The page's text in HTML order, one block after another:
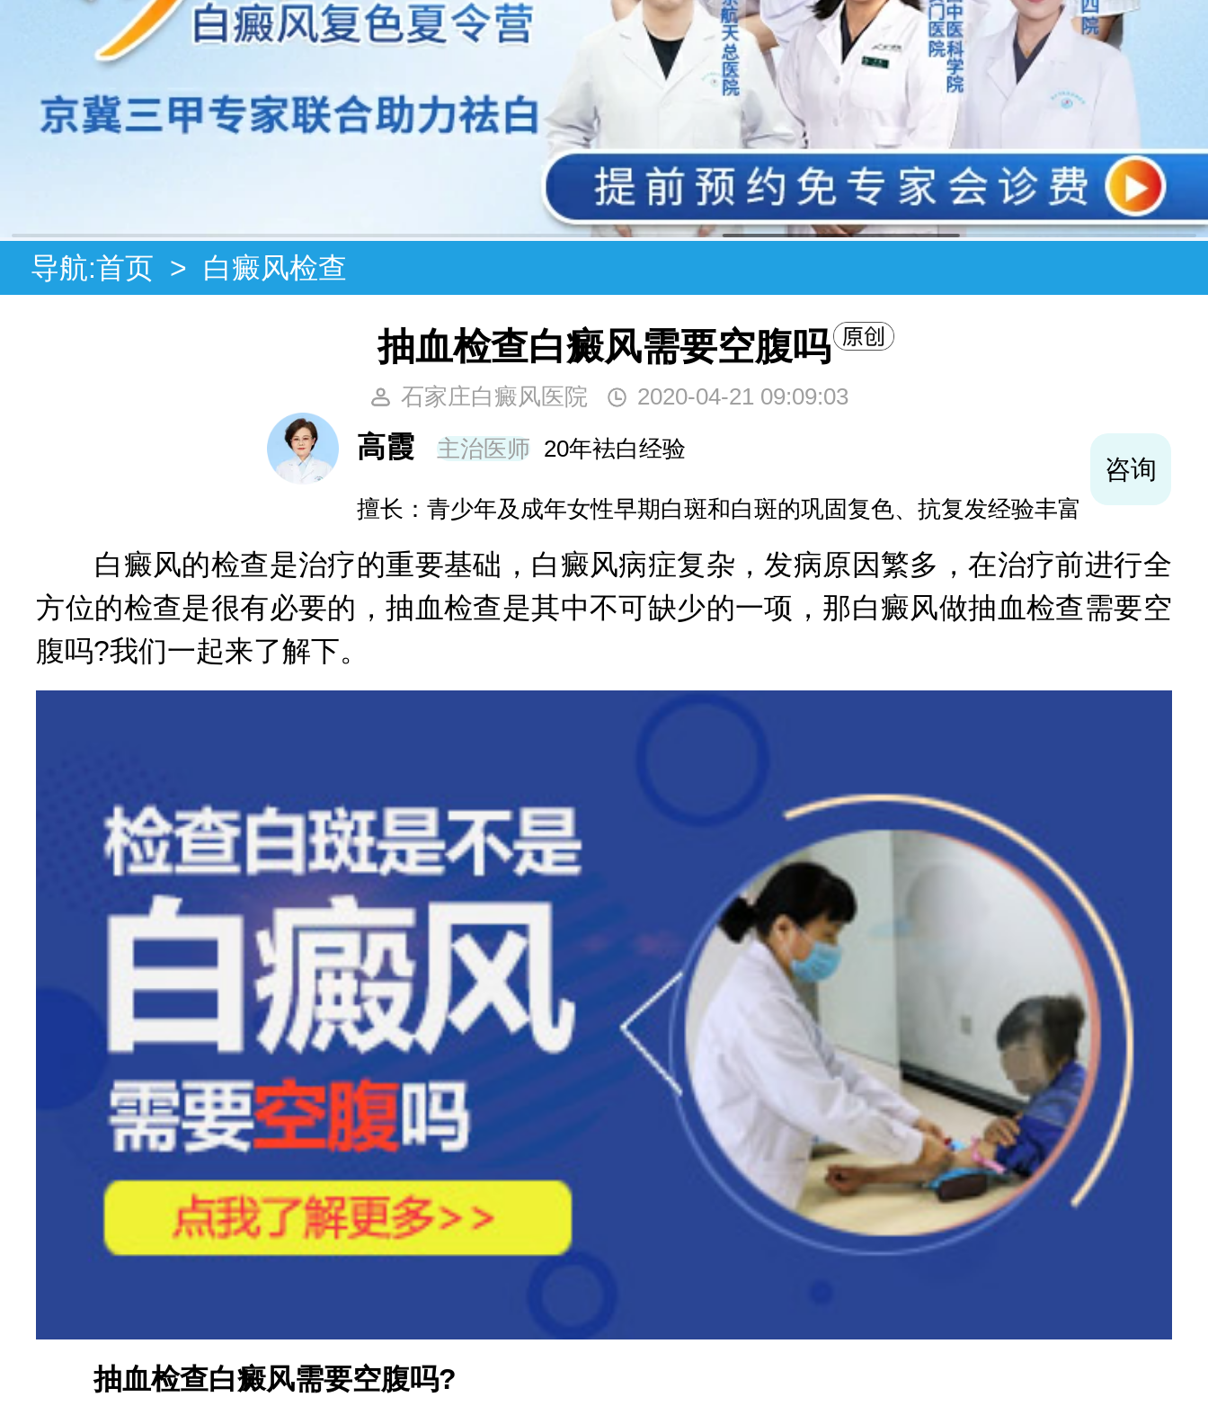
导航:首页 > 白癜风检查
抽血检查白癜风需要空腹吗
石家庄白癜风医院 2020-04-21 09:09:03
王树申 主治医师 30年袪白经验
擅长：节段型、寻常型、顽固型、大面积白癜风及男性白癜风治疗
咨询
白癜风的检查是治疗的重要基础，白癜风病症复杂，发病原因繁多，在治疗前进行全
方位的检查是很有必要的，抽血检查是其中不可缺少的一项，那白癜风做抽血检查需要空
腹吗?我们一起来了解下。
抽血检查白癜风需要空腹吗?